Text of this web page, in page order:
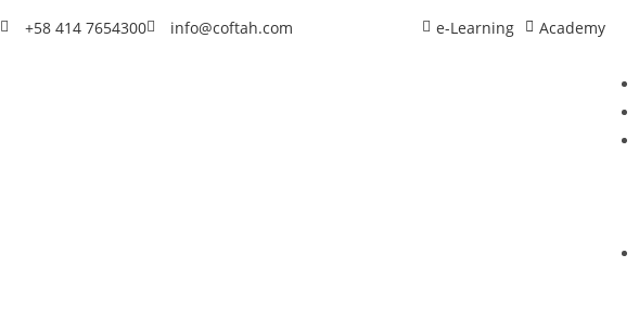
+58 414 7654300 info@coftah.com e-Learning Academy